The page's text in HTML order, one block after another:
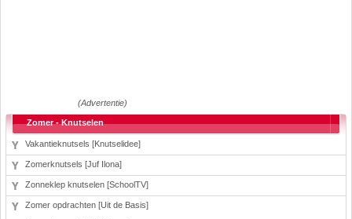
(Advertentie)
Zomer - Knutselen
Vakantieknutsels [Knutselidee]
Zomerknutsels [Juf Ilona]
Zonneklep knutselen [SchoolTV]
Zomer opdrachten [Uit de Basis]